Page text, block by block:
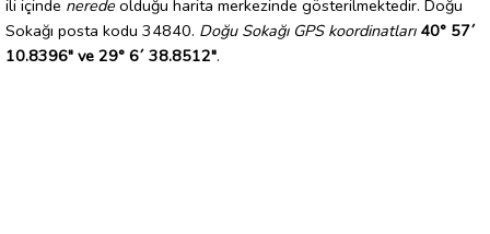
ili içinde nerede olduğu harita merkezinde gösterilmektedir. Doğu
Sokağı posta kodu 34840. Doğu Sokağı GPS koordinatları 40° 57´
10.8396" ve 29° 6´ 38.8512".